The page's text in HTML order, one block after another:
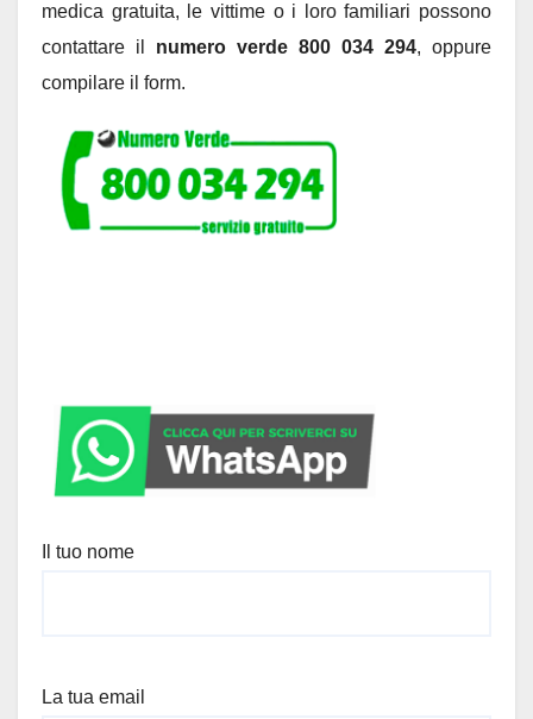
medica gratuita, le vittime o i loro familiari possono
contattare il numero verde 800 034 294, oppure
compilare il form.
Il tuo nome
La tua email